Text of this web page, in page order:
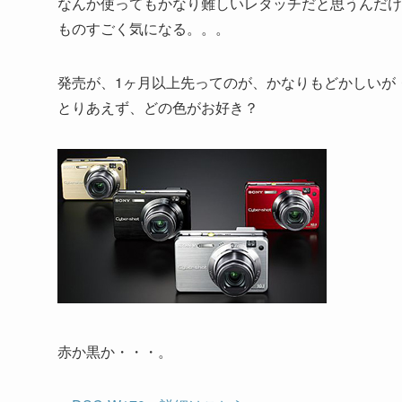
ものすごく気になる。。。
発売が、1ヶ月以上先ってのが、かなりもどかしいが
とりあえず、どの色がお好き？
赤か黒か・・・。